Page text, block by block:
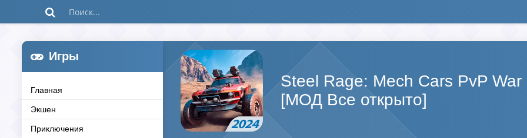
Игры
Главная
Экшен
Приключения
Steel Rage: Mech Cars PvP
[МОД Все открыто]